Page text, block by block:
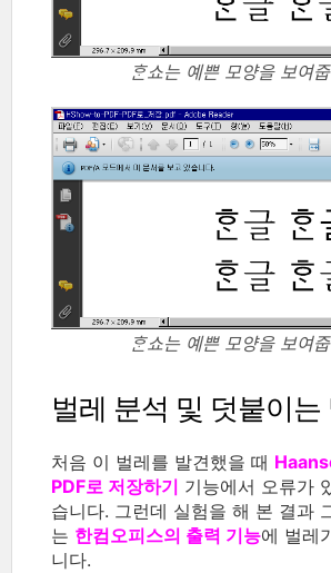
ᄒᆞᆫ쇼는 예쁜 모양을 보여
ᄒᆞᆫ쇼는 예쁜 모양을 보여
벌레 분석 및 덧붙이는
처음 이 벌레를 발견했을 때
PDF로 저장하기 기능에서 오류가
습니다. 그런데 실험을 해 본 결과
는 한컴오피스의 출력 기능에 벌레
니다.